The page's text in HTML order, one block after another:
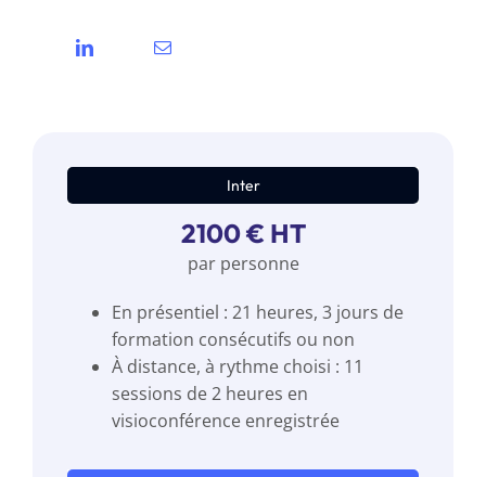
Inter
2100 € HT
par personne
En présentiel : 21 heures, 3 jours de
formation consécutifs ou non
À distance, à rythme choisi : 11
sessions de 2 heures en
visioconférence enregistrée